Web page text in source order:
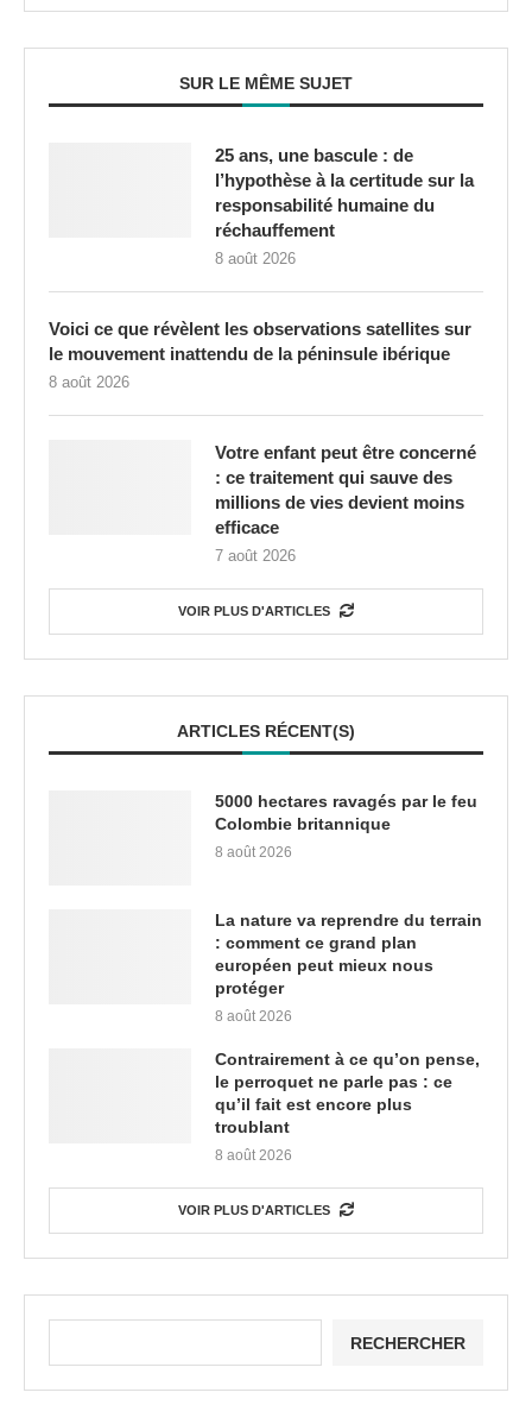
SUR LE MÊME SUJET
25 ans, une bascule : de
l’hypothèse à la certitude sur la
responsabilité humaine du
réchauffement
8 août 2026
Voici ce que révèlent les observations satellites sur
le mouvement inattendu de la péninsule ibérique
8 août 2026
Votre enfant peut être concerné
: ce traitement qui sauve des
millions de vies devient moins
efficace
7 août 2026
VOIR PLUS D'ARTICLES
ARTICLES RÉCENT(S)
5000 hectares ravagés par le feu
Colombie britannique
8 août 2026
La nature va reprendre du terrain
: comment ce grand plan
européen peut mieux nous
protéger
8 août 2026
Contrairement à ce qu’on pense,
le perroquet ne parle pas : ce
qu’il fait est encore plus
troublant
8 août 2026
VOIR PLUS D'ARTICLES
RECHERCHER